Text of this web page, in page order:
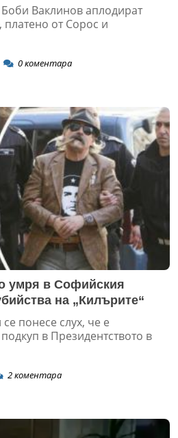
на руска мечка
Ваклинов аплодират
от Сорос и
0коментара
умря в Софийския
на „Килърите“
понесе слух, че е
в Президентството в
2коментара